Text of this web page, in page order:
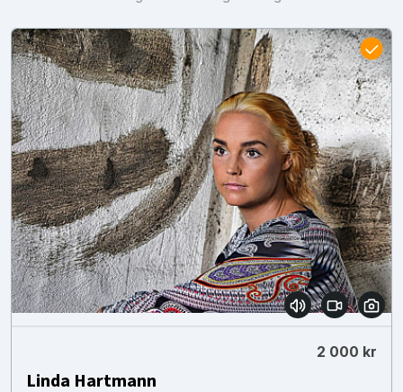
2 000 kr
Linda Hartmann